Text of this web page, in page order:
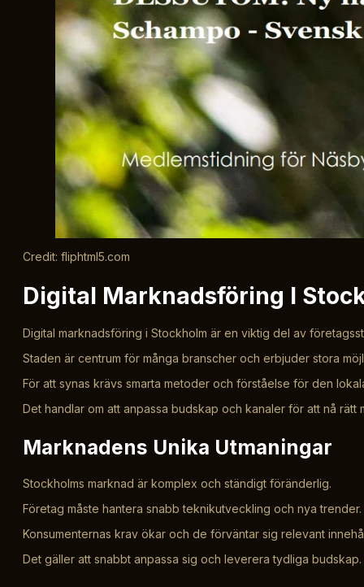
Credit: fliphtml5.com
Digital Marknadsföring I
Digital marknadsföring i Stockholm är en viktig del av
Staden är centrum för många branscher och erbjuder stora
För att synas krävs smarta metoder och förståelse för den
Det handlar om att anpassa budskap och kanaler för att nå rätt
Marknadens Unika Utmaningar
Stockholms marknad är komplex och ständigt föränderlig.
Företag måste hantera snabb teknikutveckling och nya trender.
Konsumenternas krav ökar och de förväntar sig relevant
Det gäller att snabbt anpassa sig och leverera tydliga budskap.